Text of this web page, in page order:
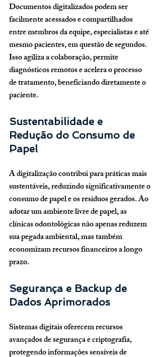
Documentos digitalizados podem ser
facilmente acessados e compartilhados
entre membros da equipe, especialistas e até
mesmo pacientes, em questão de segundos.
Isso agiliza a colaboração, permite
diagnósticos remotos e acelera o processo
de tratamento, beneficiando diretamente o
paciente.
Sustentabilidade e
Redução do Consumo de
Papel
A digitalização contribui para práticas mais
sustentáveis, reduzindo significativamente o
consumo de papel e os resíduos gerados. Ao
adotar um ambiente livre de papel, as
clínicas odontológicas não apenas reduzem
sua pegada ambiental, mas também
economizam recursos financeiros a longo
prazo.
Segurança e Backup de
Dados Aprimorados
Sistemas digitais oferecem recursos
avançados de segurança e criptografia,
protegendo informações sensíveis de